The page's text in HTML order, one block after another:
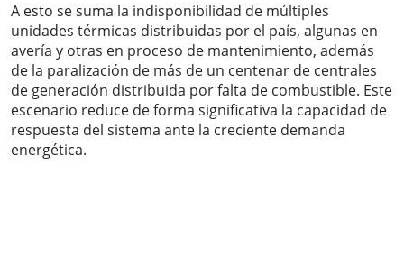
A esto se suma la indisponibilidad de múltiples
unidades térmicas distribuidas por el país, algunas en
avería y otras en proceso de mantenimiento, además
de la paralización de más de un centenar de centrales
de generación distribuida por falta de combustible. Este
escenario reduce de forma significativa la capacidad de
respuesta del sistema ante la creciente demanda
energética.